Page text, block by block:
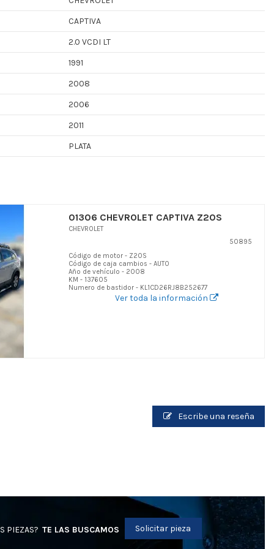
CAPTIVA
2.0 VCDI LT
1991
2008
2006
2011
PLATA
01306 CHEVROLET CAPTIVA Z20S
CHEVROLET
50895
Código de motor - Z20S
Código de caja cambios - AUTO
Año de vehículo - 2008
KM - 137605
Numero de bastidor - KL1CD26RJ8B252677
Ver toda la información
Escribe una reseña
PIEZAS? TE LAS BUSCAMOS Solicitar pieza